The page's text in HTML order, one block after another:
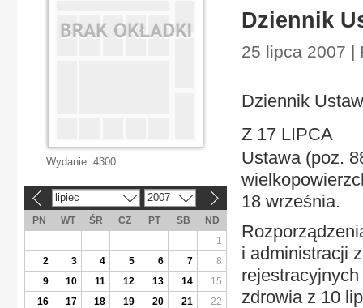
Dziennik
25 lipca 2007 |
Dziennik
Z 17 LIPCA
Ustawa (poz.
18 września.
i administracji
rejestracyjnych
zdrowia z 10
Wydanie: 4300
lipiec 2007
PN WT ŚR CZ PT SB
ND
1
2
3 4 5 6 7
8
9
10 11 12 13 14
15
16
17 18 19 20 21
22